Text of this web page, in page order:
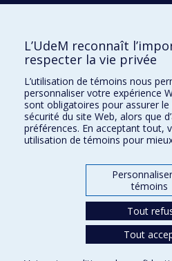
Retour
Centre d'innovation en
infirmière et
L’UdeM reconnaît
respecter la vie privée
L’utilisation de témoins nous
personnaliser votre expérience
sont obligatoires pour assurer
sécurité du site Web, alors que
préférences. En acceptant tout,
utilisation de témoins pour
témoins
Tout
Tout